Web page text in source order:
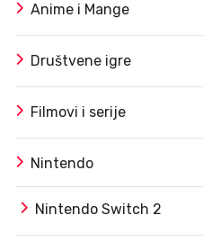
Anime i Mange
Društvene igre
Filmovi i serije
Nintendo
Nintendo Switch 2